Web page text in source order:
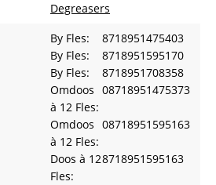
Degreasers
By Fles:
8718951475403
By Fles:
8718951595170
By Fles:
8718951708358
Omdoos
à 12 Fles:
08718951475373
Omdoos
à 12 Fles:
08718951595163
Doos à 12
Fles:
8718951595163